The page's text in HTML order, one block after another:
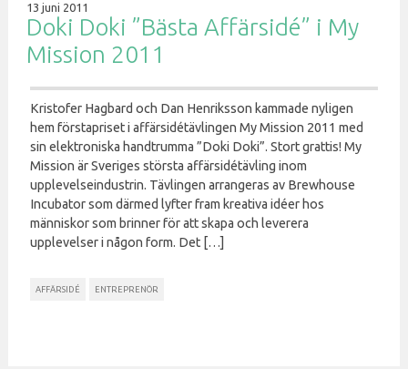
13 juni 2011
Doki Doki ”Bästa Affärsidé” i My
Mission 2011
Kristofer Hagbard och Dan Henriksson kammade nyligen
hem förstapriset i affärsidétävlingen My Mission 2011 med
sin elektroniska handtrumma ”Doki Doki”. Stort grattis! My
Mission är Sveriges största affärsidétävling inom
upplevelseindustrin. Tävlingen arrangeras av Brewhouse
Incubator som därmed lyfter fram kreativa idéer hos
människor som brinner för att skapa och leverera
upplevelser i någon form. Det […]
AFFÄRSIDÉ ENTREPRENÖR